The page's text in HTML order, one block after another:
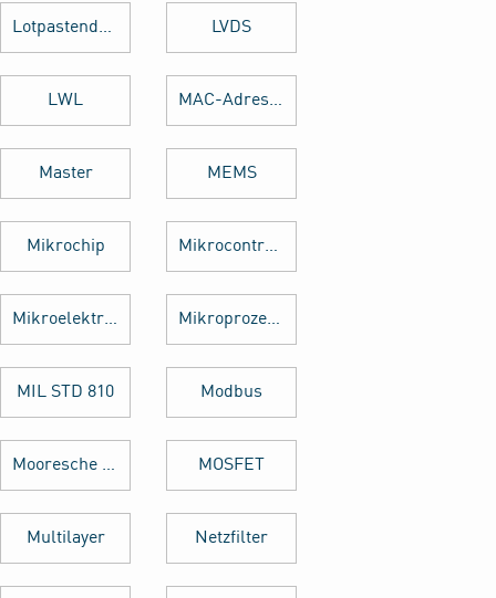
Lotpastendruck LVDS
LWL MAC-Adresse
Master MEMS
Mikrochip Mikrocontroller
Mikroelektronik Mikroprozessor
MIL STD 810 Modbus
Mooresche Gesetz MOSFET
Multilayer Netzfilter